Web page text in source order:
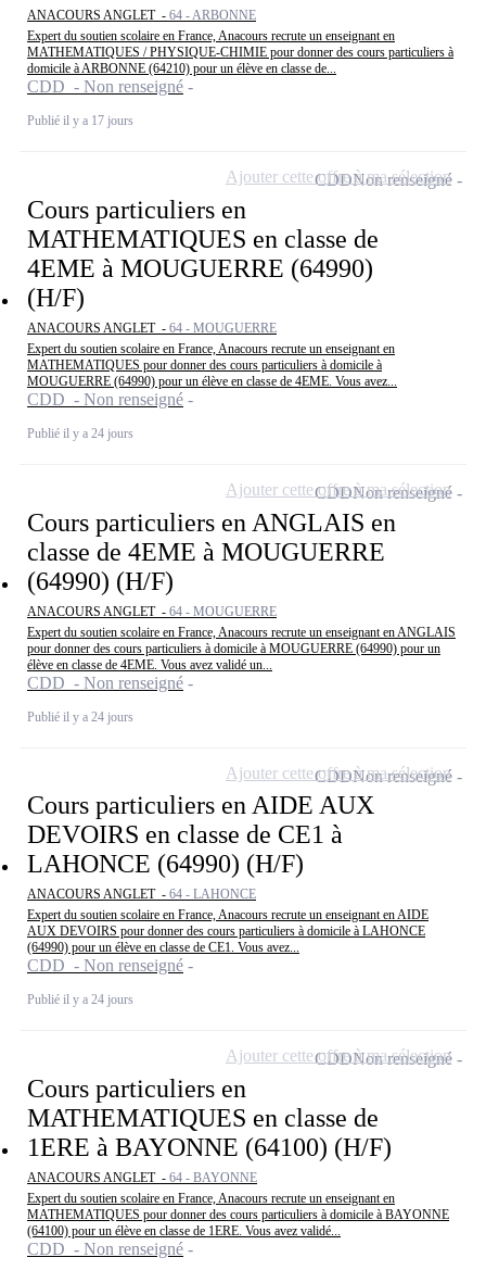
ANACOURS ANGLET - 64 - ARBONNE
Expert du soutien scolaire en France, Anacours recrute un enseignant en
MATHEMATIQUES / PHYSIQUE-CHIMIE pour donner des cours particuliers à
domicile à ARBONNE (64210) pour un élève en classe de...
CDD - Non renseigné
Publié il y a 17 jours
Cours particuliers en
MATHEMATIQUES en classe de
4EME à MOUGUERRE (64990)
(H/F)
ANACOURS ANGLET - 64 - MOUGUERRE
Expert du soutien scolaire en France, Anacours recrute un enseignant en
MATHEMATIQUES pour donner des cours particuliers à domicile à
MOUGUERRE (64990) pour un élève en classe de 4EME. Vous avez...
CDD - Non renseigné
Publié il y a 24 jours
CDDNon renseigné
Ajouter cette offre à ma sélection
Cours particuliers en ANGLAIS en
classe de 4EME à MOUGUERRE
(64990) (H/F)
ANACOURS ANGLET - 64 - MOUGUERRE
Expert du soutien scolaire en France, Anacours recrute un enseignant en ANGLAIS
pour donner des cours particuliers à domicile à MOUGUERRE (64990) pour un
élève en classe de 4EME. Vous avez validé un...
CDD - Non renseigné
Publié il y a 24 jours
CDDNon renseigné
Ajouter cette offre à ma sélection
Cours particuliers en AIDE AUX
DEVOIRS en classe de CE1 à
LAHONCE (64990) (H/F)
ANACOURS ANGLET - 64 - LAHONCE
Expert du soutien scolaire en France, Anacours recrute un enseignant en AIDE
AUX DEVOIRS pour donner des cours particuliers à domicile à LAHONCE
(64990) pour un élève en classe de CE1. Vous avez...
CDD - Non renseigné
Publié il y a 24 jours
CDDNon renseigné
Ajouter cette offre à ma sélection
Cours particuliers en
MATHEMATIQUES en classe de
1ERE à BAYONNE (64100) (H/F)
ANACOURS ANGLET - 64 - BAYONNE
Expert du soutien scolaire en France, Anacours recrute un enseignant en
MATHEMATIQUES pour donner des cours particuliers à domicile à BAYONNE
(64100) pour un élève en classe de 1ERE. Vous avez validé...
CDD - Non renseigné
CDDNon renseigné
Ajouter cette offre à ma sélection